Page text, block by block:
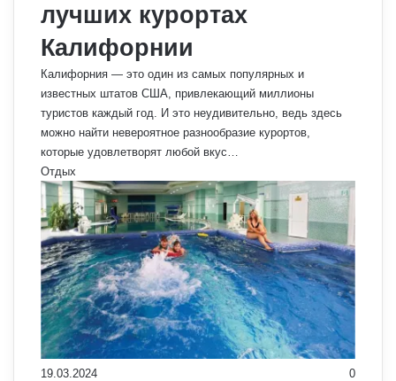
лучших курортах
Калифорнии
Калифорния — это один из самых популярных и
известных штатов США, привлекающий миллионы
туристов каждый год. И это неудивительно, ведь здесь
можно найти невероятное разнообразие курортов,
которые удовлетворят любой вкус…
Отдых
19.03.2024 0